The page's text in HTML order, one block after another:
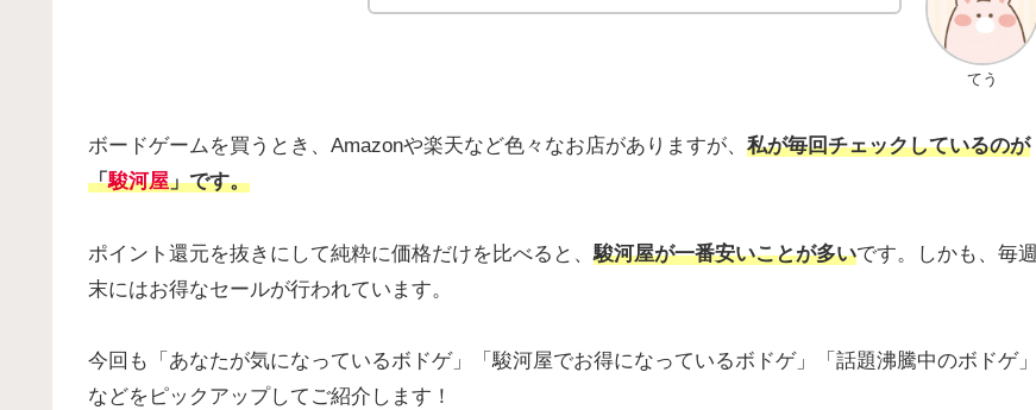
てう
ボードゲームを買うとき、Amazonや楽天など色々なお店がありますが、 私が毎回チェックしているのが
「駿河屋」です。
ポイント還元を抜きにして純粋に価格だけを比べると、駿河屋が一番安いことが多いです。しかも、毎週
末にはお得なセールが行われています。
今回も「あなたが気になっているボドゲ」「駿河屋でお得になっているボドゲ」「話題沸騰中のボドゲ」
などをピックアップしてご紹介します！